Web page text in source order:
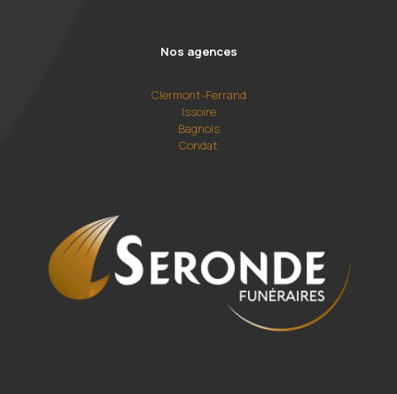
Nos agences
Clermont-Ferrand
Issoire
Bagnols
Condat